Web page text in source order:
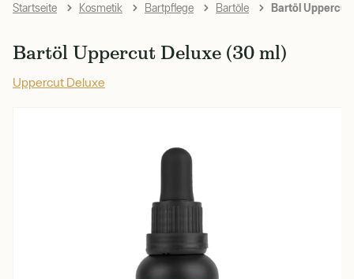
Startseite Kosmetik Bartpflege Bartöle Bartöl
Bartöl Uppercut Deluxe (30 ml)
Uppercut Deluxe